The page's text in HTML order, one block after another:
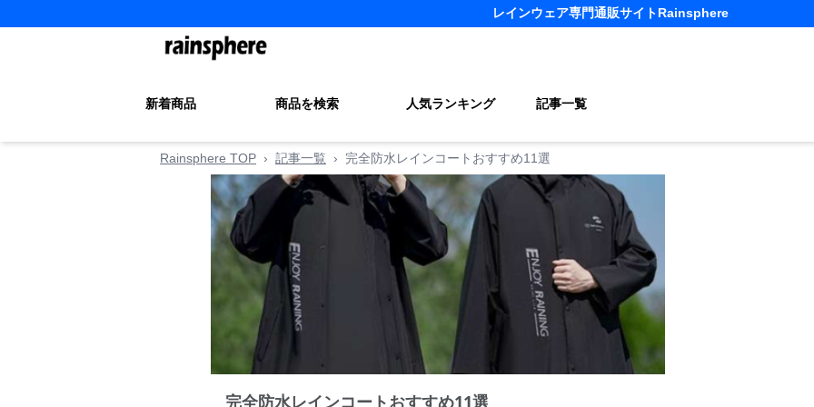
レインウェア専門通販サイトRainsphere
新着商品 商品を検索 人気ランキング 記事一覧
Rainsphere TOP › 記事一覧 › 完全防水レインコートおすすめ11選
完全防水レインコートおすすめ11選